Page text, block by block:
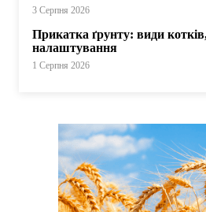
3 Серпня 2026
Прикатка ґрунту: види
налаштування
1 Серпня 2026